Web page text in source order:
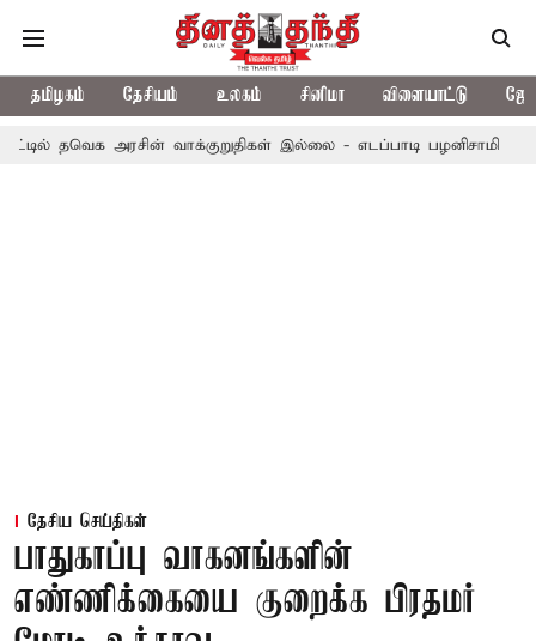
தமிழகம் தேசியம் உலகம் சினிமா விளையாட்டு
அரசின் வாக்குறுதிகள் இல்லை - எடப்பாடி பழனிசாமி 2
தேசிய செய்திகள்
பாதுகாப்பு வாகனங்களின்
எண்ணிக்கையை குறைக்க பிரதமர்